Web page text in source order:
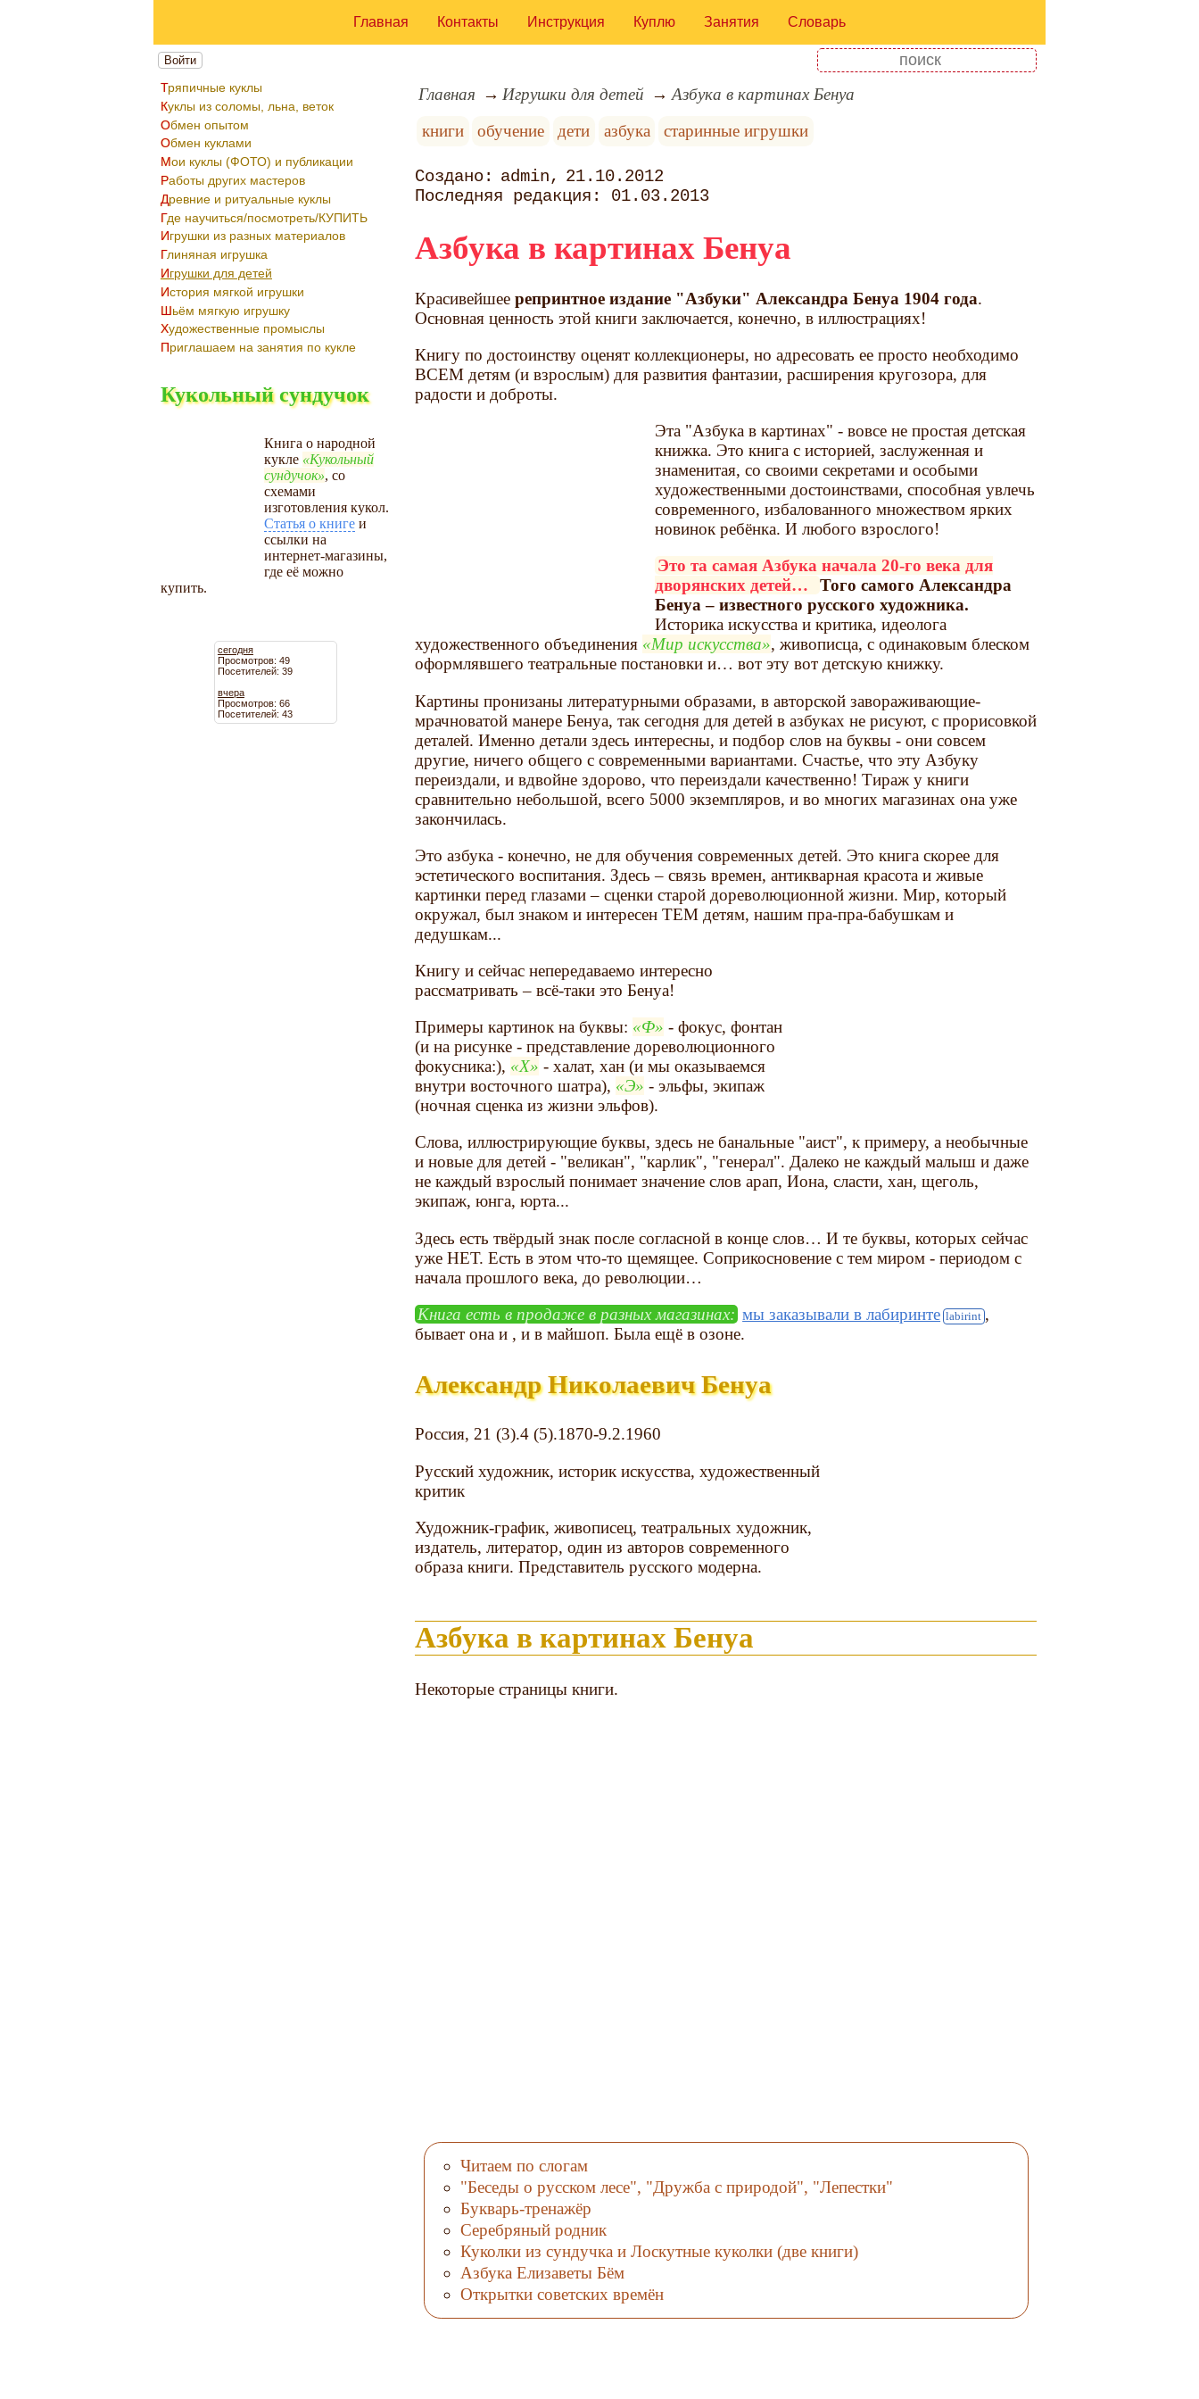
Главная Контакты Инструкция Куплю Занятия Словарь
Войти
Тряпичные куклы
Куклы из соломы, льна, веток
Обмен опытом
Обмен куклами
Мои куклы (ФОТО) и публикации
Работы других мастеров
Древние и ритуальные куклы
Где научиться/посмотреть/КУПИТЬ
Игрушки из разных материалов
Глиняная игрушка
Игрушки для детей
История мягкой игрушки
Шьём мягкую игрушку
Художественные промыслы
Приглашаем на занятия по кукле
Кукольный сундучок
Книга о народной
кукле
Кукольный
сундучок , со
схемами
изготовления кукол.
Статья о книге и
ссылки на
интернет-магазины,
где её можно
купить.
сегодня
Просмотров: 49
Посетителей: 39
вчера
Просмотров: 66
Посетителей: 43
Главная Игрушки для детей
Азбука в картинах Бенуа
книги
обучение дети азбука старинные игрушки
admin
21.10.2012
01.03.2013
Азбука в картинах Бенуа
Красивейшеерепринтное издание "Азбуки" Александра Бенуа 1904 года.
Основная ценность этой книги заключается, конечно, в иллюстрациях!
Книгу по достоинству оценят коллекционеры, но адресовать ее просто необходимо
ВСЕМ детям (и взрослым) для развития фантазии, расширения кругозора, для
радости и доброты.
Эта "Азбука в картинах" - вовсе не простая детская
книжка. Это книга с историей, заслуженная и
знаменитая, со своими секретами и особыми
художественными достоинствами, способная увлечь
современного, избалованного множеством ярких
новинок ребёнка. И любого взрослого!
Это та самая Азбука начала 20-го века для
дворянских детей…
Того самого Александра
Бенуа – известного русского художника.
Историка искусства и критика, идеолога
художественного объединения
Мир искусства , живописца, с одинаковым блеском
оформлявшего театральные постановки и… вот эту вот детскую книжку.
Картины пронизаны литературными образами, в авторской завораживающие-
мрачноватой манере Бенуа, так сегодня для детей в азбуках не рисуют, с прорисовкой
деталей. Именно детали здесь интересны, и подбор слов на буквы - они совсем
другие, ничего общего с современными вариантами. Счастье, что эту Азбуку
переиздали, и вдвойне здорово, что переиздали качественно! Тираж у книги
сравнительно небольшой, всего 5000 экземпляров, и во многих магазинах она уже
закончилась.
Это азбука - конечно, не для обучения современных детей. Это книга скорее для
эстетического воспитания. Здесь – связь времен, антикварная красота и живые
картинки перед глазами – сценки старой дореволюционной жизни. Мир, который
окружал, был знаком и интересен ТЕМ детям, нашим пра-пра-бабушкам и
дедушкам...
Книгу и сейчас непередаваемо интересно
рассматривать – всё-таки это Бенуа!
Примеры картинок на буквы:
Ф
- фокус, фонтан
(и на рисунке - представление дореволюционного
фокусника:),
Х
- халат, хан (и мы оказываемся
внутри восточного шатра),
Э
- эльфы, экипаж
(ночная сценка из жизни эльфов).
Слова, иллюстрирующие буквы, здесь не банальные "аист", к примеру, а необычные
и новые для детей - "великан", "карлик", "генерал". Далеко не каждый малыш и даже
не каждый взрослый понимает значение слов арап, Иона, сласти, хан, щеголь,
экипаж, юнга, юрта...
Здесь есть твёрдый знак после согласной в конце слов… И те буквы, которых сейчас
уже НЕТ. Есть в этом что-то щемящее. Соприкосновение с тем миром - периодом с
начала прошлого века, до революции…
Книга есть в продаже в разных магазинах: мы заказывали в лабиринте
,
бывает она и , и в майшоп. Была ещё в озоне.
Александр Николаевич Бенуа
Россия, 21 (3).4 (5).1870-9.2.1960
Русский художник, историк искусства, художественный
критик
Художник-график, живописец, театральных художник,
издатель, литератор, один из авторов современного
образа книги. Представитель русского модерна.
Азбука в картинах Бенуа
Некоторые страницы книги.
Читаем по слогам
"Беседы о русском лесе", "Дружба с природой", "Лепестки"
Букварь-тренажёр
Серебряный родник
Куколки из сундучка и Лоскутные куколки (две книги)
Азбука Елизаветы Бём
Открытки советских времён